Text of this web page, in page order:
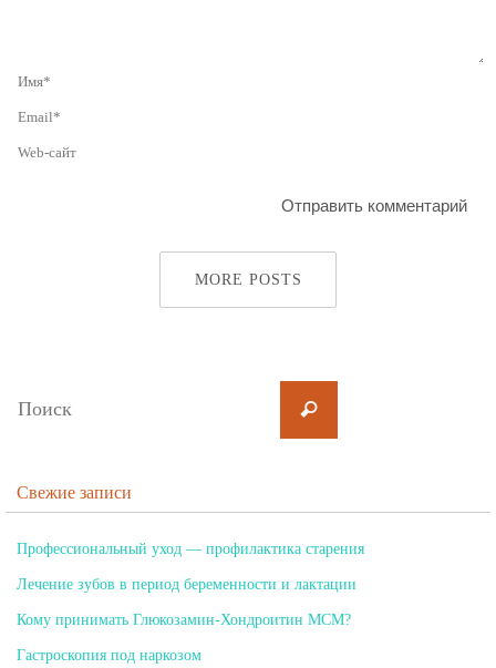
MORE POSTS
Свежие записи
Профессиональный уход — профилактика старения
Лечение зубов в период беременности и лактации
Кому принимать Глюкозамин-Хондроитин МСМ?
Гастроскопия под наркозом